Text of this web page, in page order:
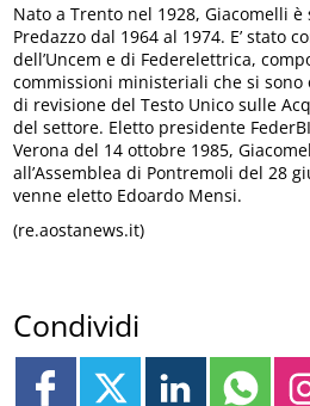
Nato a Trento nel 1928, Giacomelli
Predazzo dal 1964 al 1974. E’ stato
dell’Uncem e di Federelettrica,
commissioni ministeriali che si sono
di revisione del Testo Unico sulle
del settore. Eletto presidente
Verona del 14 ottobre 1985,
all’Assemblea di Pontremoli del 28
venne eletto Edoardo Mensi.
(re.aostanews.it)
Condividi